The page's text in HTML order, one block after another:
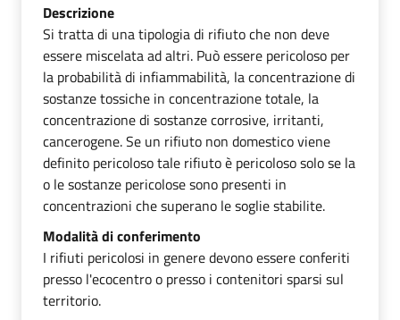
Descrizione
Si tratta di una tipologia di rifiuto che non deve
essere miscelata ad altri. Può essere pericoloso per
la probabilità di infiammabilità, la concentrazione di
sostanze tossiche in concentrazione totale, la
concentrazione di sostanze corrosive, irritanti,
cancerogene. Se un rifiuto non domestico viene
definito pericoloso tale rifiuto è pericoloso solo se la
o le sostanze pericolose sono presenti in
concentrazioni che superano le soglie stabilite.
Modalità di conferimento
I rifiuti pericolosi in genere devono essere conferiti
presso l'ecocentro o presso i contenitori sparsi sul
territorio.